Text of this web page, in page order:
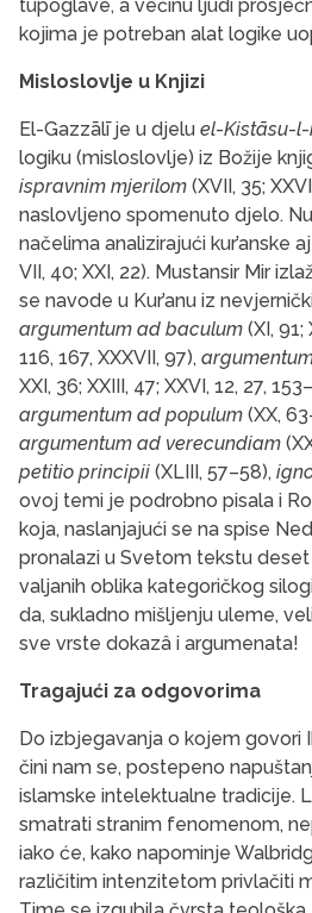
tupoglave, a većinu ljudi
kojima je potreban alat logike
Misloslovlje u Knjizi
El-Gazzālī je u djelu el-Kistāsu-l-
logiku (misloslovlje) iz Božije
ispravnim mjerilom (XVII, 35;
naslovljeno spomenuto djelo.
načelima analizirajući kur’anske
VII, 40; XXI, 22). Mustansir Mir
se navode u Kur’anu iz
argumentum ad baculum (XI, 91;
116, 167, XXXVII, 97),
XXI, 36; XXIII, 47; XXVI, 12, 27,
argumentum ad populum (XX,
argumentum ad verecundiam
petitio principii (XLIII, 57–58),
ovoj temi je podrobno pisala i
koja, naslanjajući se na spise
pronalazi u Svetom tekstu
valjanih oblika kategoričkog
da, sukladno mišljenju uleme,
sve vrste dokazâ i argumenata!
Tragajući za odgovorima
Do izbjegavanja o kojem govori
čini nam se, postepeno
islamske intelektualne tradicije.
smatrati stranim fenomenom,
iako će, kako napominje
različitim intenzitetom privlačiti